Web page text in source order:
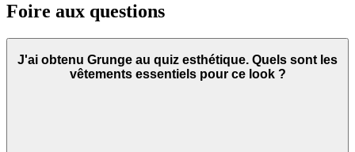
Foire aux questions
J'ai obtenu Grunge au quiz esthétique. Quels sont les
vêtements essentiels pour ce look ?